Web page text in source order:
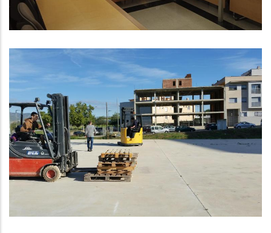
El Consell Comarcal Del Baix
Penedès Denuncia El
Menysteniment Del SOC A La
Comarca Amb Més Atur De
Catalunya
Ocupació